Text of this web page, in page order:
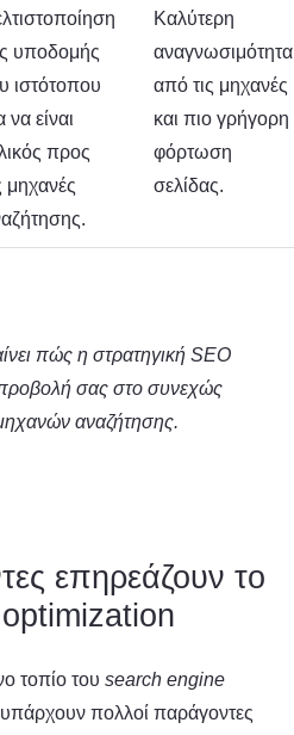
υποδομής
ιστότοπου
να είναι
προς
μηχανές
Καλύτερη
αναγνωσιμότητα
από τις μηχανές
και πιο γρήγορη
φόρτωση
σελίδας.
πώς η στρατηγική SEO
προβολή σας στο συνεχώς
αναζήτησης.
επηρεάζουν το
τοπίο του search engine
πολλοί παράγοντες